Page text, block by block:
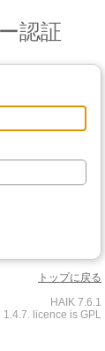
認証
トップに戻る
HAIK 7.6.1
licence is GPL